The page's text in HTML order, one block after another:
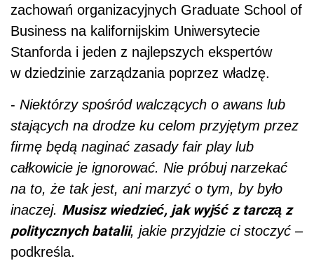
zachowań organizacyjnych Graduate School of
Business na kalifornijskim Uniwersytecie
Stanforda i jeden z najlepszych ekspertów
w dziedzinie zarządzania poprzez władzę.
- Niektórzy spośród walczących o awans lub
stających na drodze ku celom przyjętym przez
firmę będą naginać zasady fair play lub
całkowicie je ignorować. Nie próbuj narzekać
na to, że tak jest, ani marzyć o tym, by było
inaczej. Musisz wiedzieć, jak wyjść z tarczą z
politycznych batalii, jakie przyjdzie ci stoczyć –
podkreśla.